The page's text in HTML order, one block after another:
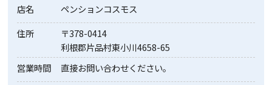
店名
ペンションコスモス
住所
〒378-0414
利根郡片品村東小川4658-65
営業時間
直接お問い合わせください。